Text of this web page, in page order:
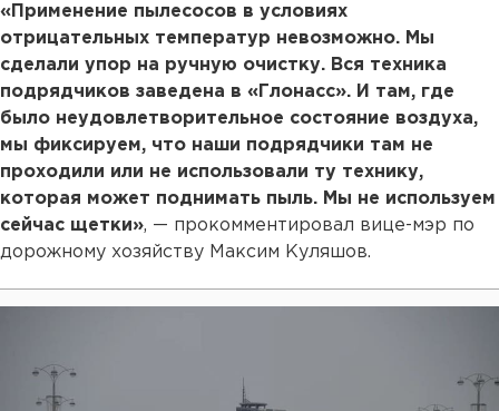
«Применение пылесосов в условиях
отрицательных температур невозможно. Мы
сделали упор на ручную очистку. Вся техника
подрядчиков заведена в «Глонасс». И там, где
было неудовлетворительное состояние воздуха,
мы фиксируем, что наши подрядчики там не
проходили или не использовали ту технику,
которая может поднимать пыль. Мы не используем
сейчас щетки», — прокомментировал вице-мэр по
дорожному хозяйству Максим Куляшов.